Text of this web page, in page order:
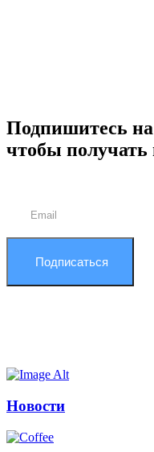
Подпишитесь
чтобы получать
Подписаться
Новости